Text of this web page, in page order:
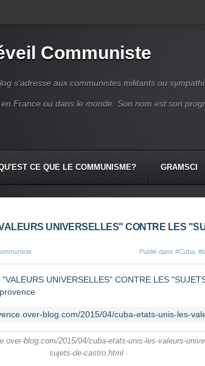
Communiste
s'adresse aux communistes militants ou
France ou dans le monde. Son nom est son
CE QUE LE COMMUNISME? GRAMSCI
UNIVERSELLES" CONTRE LES
Publié dans #Cuba
blog.com/2015/04/cuba-etats-unis-les-valeurs-
sujets-de-castro.html